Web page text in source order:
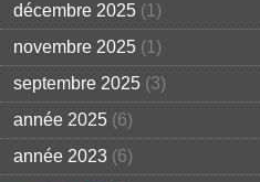
décembre 2025 (1)
novembre 2025 (1)
septembre 2025 (3)
année 2025 (6)
année 2023 (6)